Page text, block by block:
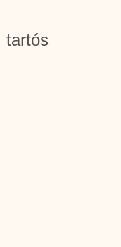
tartós